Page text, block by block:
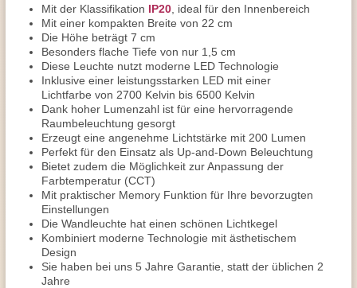
Mit der Klassifikation IP20 , ideal für den Innenbereich
Mit einer kompakten Breite von 22 cm
Die Höhe beträgt 7 cm
Besonders flache Tiefe von nur 1,5 cm
Diese Leuchte nutzt moderne LED Technologie
Inklusive einer leistungsstarken LED mit einer
Lichtfarbe von 2700 Kelvin bis 6500 Kelvin
Dank hoher Lumenzahl ist für eine hervorragende
Raumbeleuchtung gesorgt
Erzeugt eine angenehme Lichtstärke mit 200 Lumen
Perfekt für den Einsatz als Up-and-Down Beleuchtung
Bietet zudem die Möglichkeit zur Anpassung der
Farbtemperatur (CCT)
Mit praktischer Memory Funktion für Ihre bevorzugten
Einstellungen
Die Wandleuchte hat einen schönen Lichtkegel
Kombiniert moderne Technologie mit ästhetischem
Design
Sie haben bei uns 5 Jahre Garantie, statt der üblichen 2
Jahre